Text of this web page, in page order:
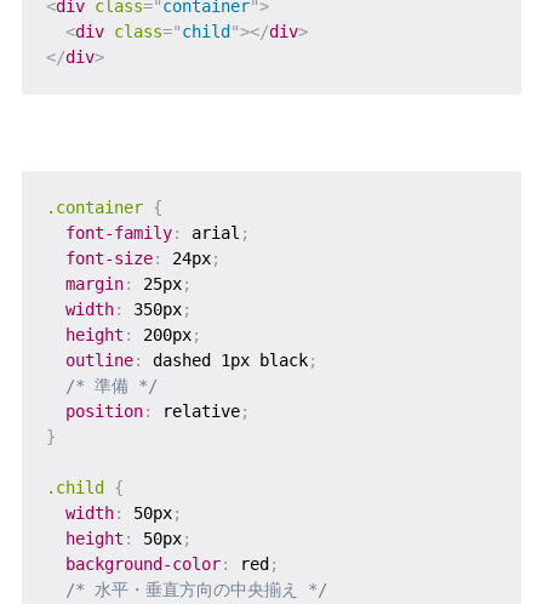
<div class="container">
<div class="child "></div>
</div>
.container {
font-family: arial ;
font-size: 24px;
margin: 25px;
width: 350px;
height : 200px;
outline: dashed 1px black;
/* 準備 */
position: relative;
}
.child
{
width: 50px;
height : 50px;
background-color: red ;
/* 水平・垂直方向の中央揃え */